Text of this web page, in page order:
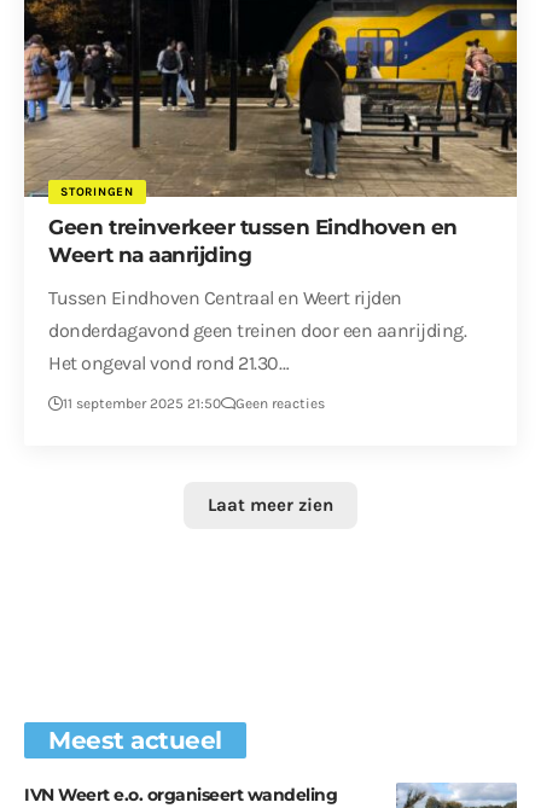
STORINGEN
Geen treinverkeer tussen Eindhoven en
Weert na aanrijding
Tussen Eindhoven Centraal en Weert rijden
donderdagavond geen treinen door een aanrijding.
Het ongeval vond rond 21.30…
11 september 2025 21:50 Geen reacties
Laat meer zien
Meest actueel
IVN Weert e.o. organiseert wandeling